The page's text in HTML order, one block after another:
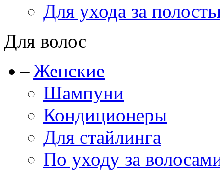
Для ухода за
Для волос
Женские
Шампуни
Кондиционеры
Для стайлинга
По уходу за